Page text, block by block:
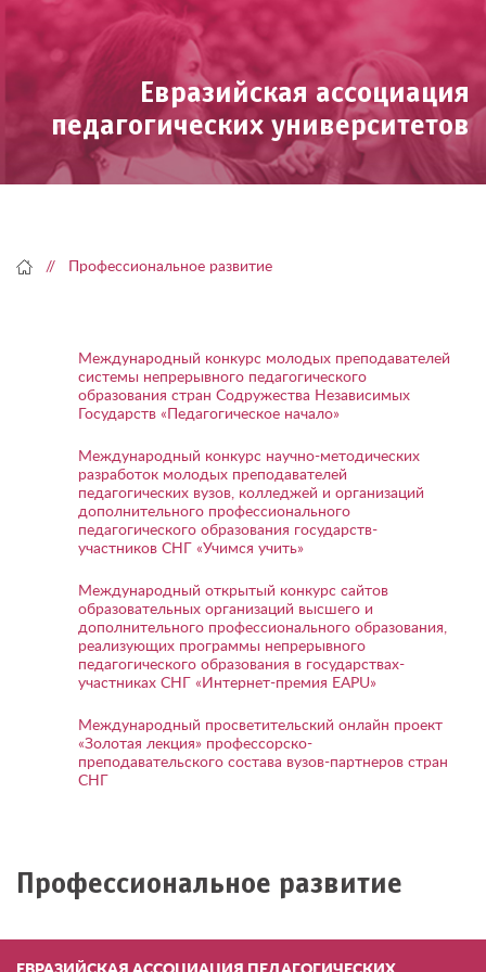
Skip
Евразийская ассоциация
педагогических университетов
Профессиональное развитие
Международный конкурс молодых преподавателей
системы непрерывного педагогического
образования стран Содружества Независимых
Государств «Педагогическое начало»
Международный конкурс научно-методических
разработок молодых преподавателей
педагогических вузов, колледжей и организаций
дополнительного профессионального
педагогического образования государств-
участников СНГ «Учимся учить»
Международный открытый конкурс сайтов
образовательных организаций высшего и
дополнительного профессионального образования,
реализующих программы непрерывного
педагогического образования в государствах-
участниках СНГ «Интернет-премия EAPU»
Международный просветительский онлайн проект
«Золотая лекция» профессорско-
преподавательского состава вузов-партнеров стран
СНГ
Профессиональное развитие